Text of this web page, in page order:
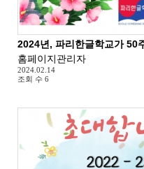
2024년, 파리한글학교가 50
홈페이지관리자
2024.02.14
조회 수 6